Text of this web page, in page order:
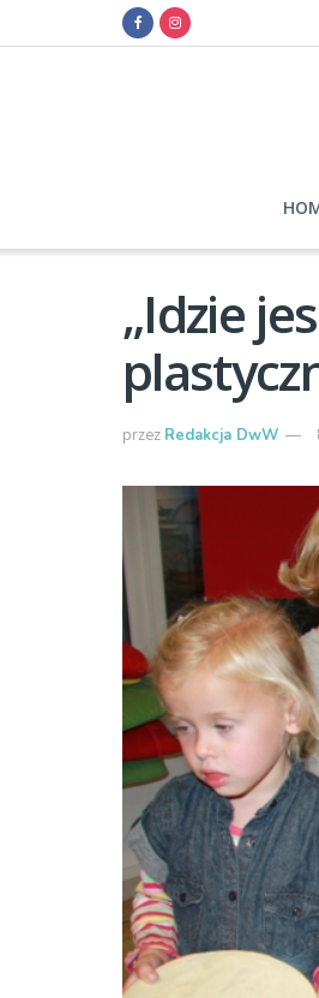
„Idzie
przez Redakcja DwW